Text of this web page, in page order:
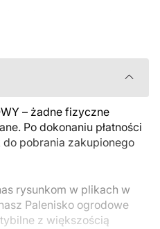
ich pobraniu. Zalecamy
problemy z zamówieniem,
– żadne fizyczne
Po dokonaniu płatności
pobrania zakupionego
rysunkom w plikach w
Palenisko ogrodowe
z większością